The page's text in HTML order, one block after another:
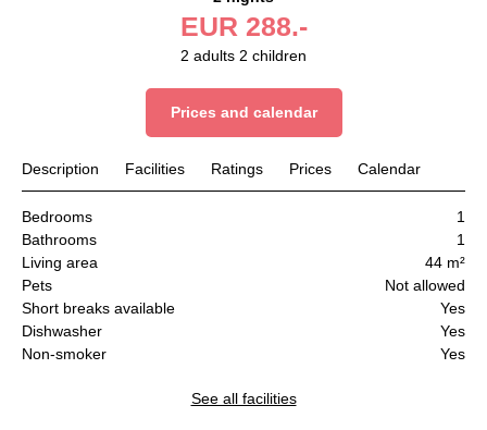
EUR 288.-
2 adults 2 children
Prices and calendar
Description Facilities Ratings Prices Calendar
Bedrooms
1
Bathrooms
1
Living area
44 m²
Pets
Not allowed
Short breaks available
Yes
Dishwasher
Yes
Non-smoker
Yes
See all facilities